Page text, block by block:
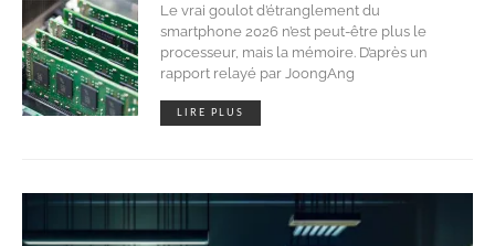
Le vrai goulot d’étranglement du
smartphone 2026 n’est peut-être plus le
processeur, mais la mémoire. D’après un
rapport relayé par JoongAng
LIRE PLUS